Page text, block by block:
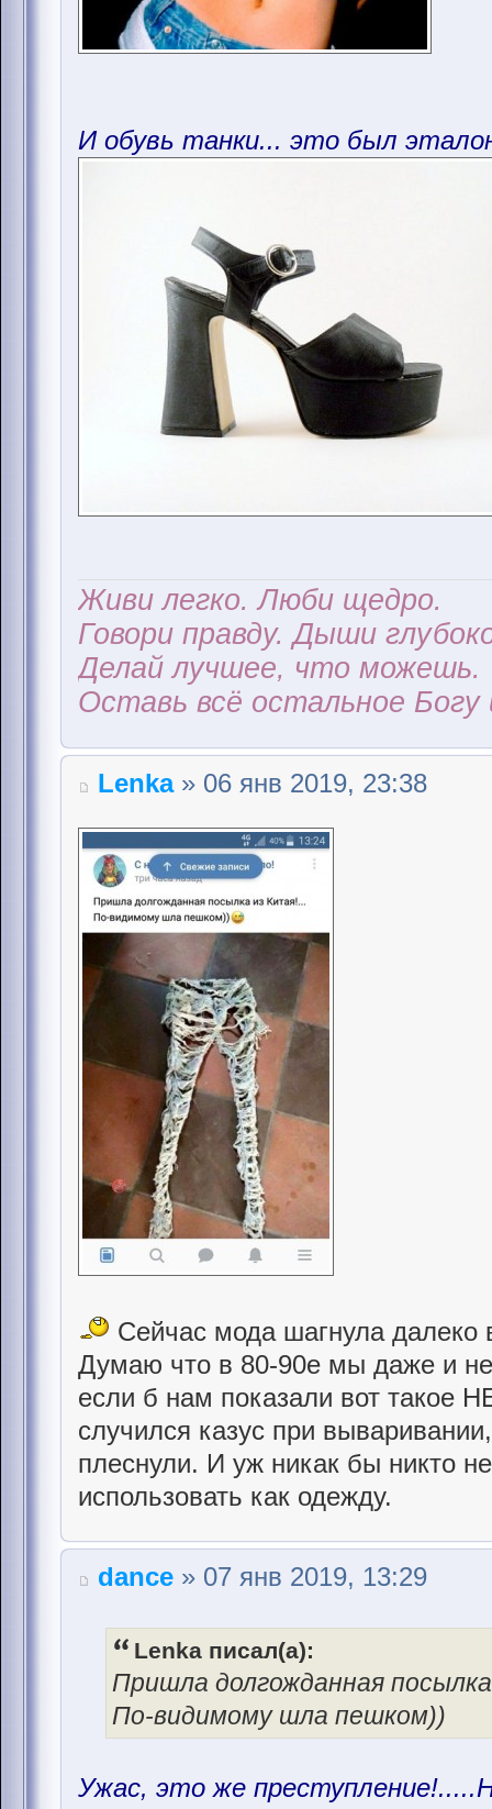
И обувь танки... это был
Живи легко. Люби щедро.
Говори правду. Дыши
Делай лучшее, что можешь.
Оставь всё остальное Богу
Lenka» 06 янв 2019, 23:38
Сейчас мода шагнула далеко
Думаю что в 80-90е мы даже и
если б нам показали вот такое
случился казус при
плеснули. И уж никак бы никто
использовать как одежду.
dance » 07 янв 2019, 13:29
Lenka писал(а):
Пришла долгожданная
По-видимому шла пешком))
Ужас, это же